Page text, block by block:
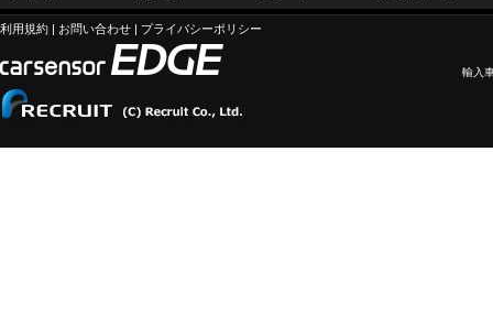
利用規約 | お問い合わせ | プライバシーポリシー
輸入